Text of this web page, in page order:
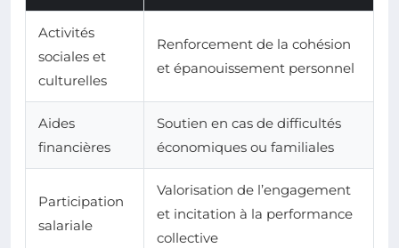
Activités
sociales et
culturelles
Renforcement de la cohésion
et épanouissement personnel
Aides
financières
Soutien en cas de difficultés
économiques ou familiales
Participation
salariale
Valorisation de l’engagement
et incitation à la performance
collective